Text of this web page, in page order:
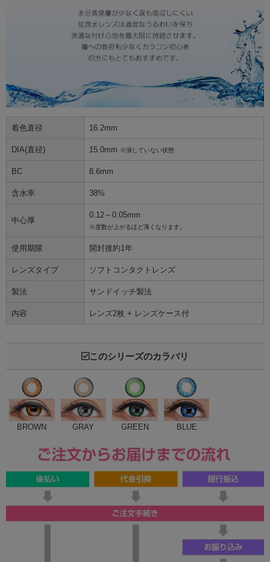
着色直径 16.2mm
DIA(直径) 15.0mm ※潰していない状態
BC 8.6mm
含水率 38%
中心厚
0.12～0.05mm
※度数が上がるほど薄くなります。
使用期限 開封後約1年
レンズタイプ ソフトコンタクトレンズ
製法 サンドイッチ製法
内容 レンズ2枚 + レンズケース付
このシリーズのカラバリ
BROWN GRAY GREEN BLUE